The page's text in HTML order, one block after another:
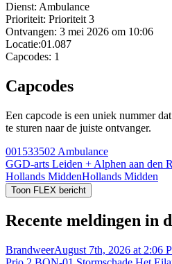
Dienst: Ambulance
Prioriteit: Prioriteit 3
Ontvangen: 3 mei 2026 om 10:06
Locatie:01.087
Capcodes: 1
Capcodes
Een capcode is een uniek nummer
te sturen naar de juiste ontvanger.
001533502 Ambulance
GGD-arts Leiden + Alphen aan den
Hollands MiddenHollands Midden
Toon FLEX bericht
Recente meldingen in
BrandweerAugust 7th, 2026 at 2:06